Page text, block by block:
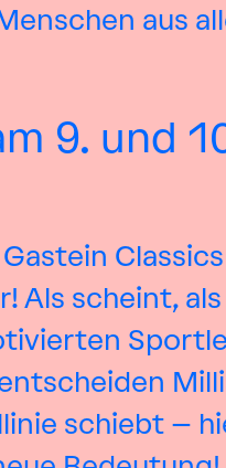
aus
9. und
Als scheint,
schiebt –